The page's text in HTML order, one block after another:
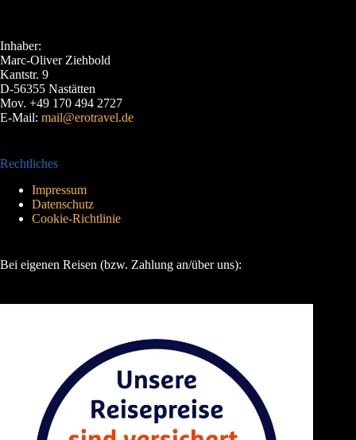
Inhaber:
Marc-Oliver Ziehbold
Kantstr. 9
D-56355 Nastätten
Mov. +49 170 494 2727
E-Mail: mail@erotravel.de
Rechtliches
Impressum
Datenschutz
Cookie-Richtlinie
Bei eigenen Reisen (bzw. Zahlung an/über uns):